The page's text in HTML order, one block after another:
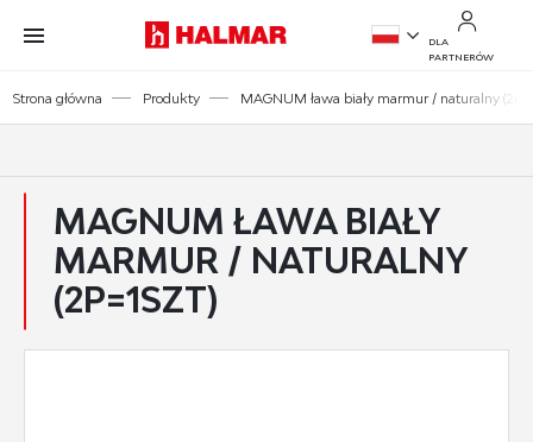
Przejdź do treści.
Przejdź do menu.
Przejdź do wyszukiwarki.
EN
DLA
PARTNERÓW
Strona główna Produkty MAGNUM ława biały marmur / naturalny
MAGNUM ŁAWA BIAŁY
MARMUR / NATURALNY
(2P=1SZT)